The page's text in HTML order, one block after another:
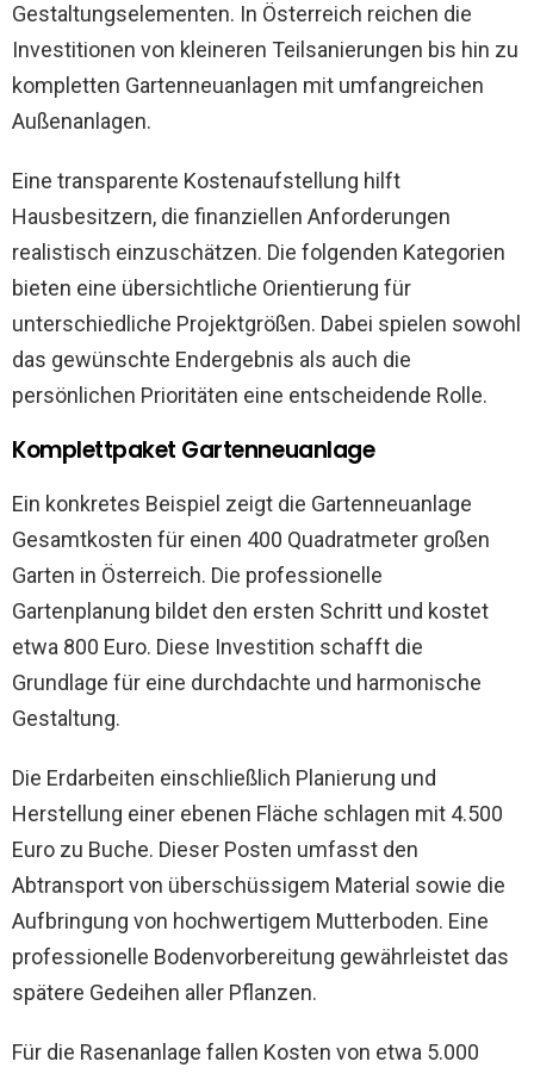
Gestaltungselementen. In Österreich reichen die
Investitionen von kleineren Teilsanierungen bis hin zu
kompletten Gartenneuanlagen mit umfangreichen
Außenanlagen.
Eine transparente Kostenaufstellung hilft
Hausbesitzern, die finanziellen Anforderungen
realistisch einzuschätzen. Die folgenden Kategorien
bieten eine übersichtliche Orientierung für
unterschiedliche Projektgrößen. Dabei spielen sowohl
das gewünschte Endergebnis als auch die
persönlichen Prioritäten eine entscheidende Rolle.
Komplettpaket Gartenneuanlage
Ein konkretes Beispiel zeigt die Gartenneuanlage
Gesamtkosten für einen 400 Quadratmeter großen
Garten in Österreich. Die professionelle
Gartenplanung bildet den ersten Schritt und kostet
etwa 800 Euro. Diese Investition schafft die
Grundlage für eine durchdachte und harmonische
Gestaltung.
Die Erdarbeiten einschließlich Planierung und
Herstellung einer ebenen Fläche schlagen mit 4.500
Euro zu Buche. Dieser Posten umfasst den
Abtransport von überschüssigem Material sowie die
Aufbringung von hochwertigem Mutterboden. Eine
professionelle Bodenvorbereitung gewährleistet das
spätere Gedeihen aller Pflanzen.
Für die Rasenanlage fallen Kosten von etwa 5.000